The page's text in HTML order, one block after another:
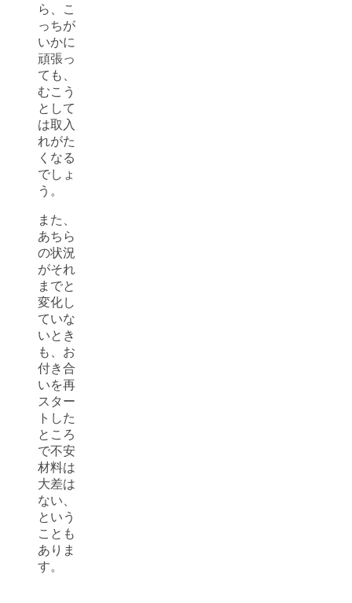
ら、こ
っちが
いかに
頑張っ
ても、
むこう
として
は取入
れがた
くなる
でしょ
う。
また、
あちら
の状況
がそれ
までと
変化し
ていな
いとき
も、お
付き合
いを再
スター
トした
ところ
で不安
材料は
大差は
ない、
という
ことも
ありま
す。